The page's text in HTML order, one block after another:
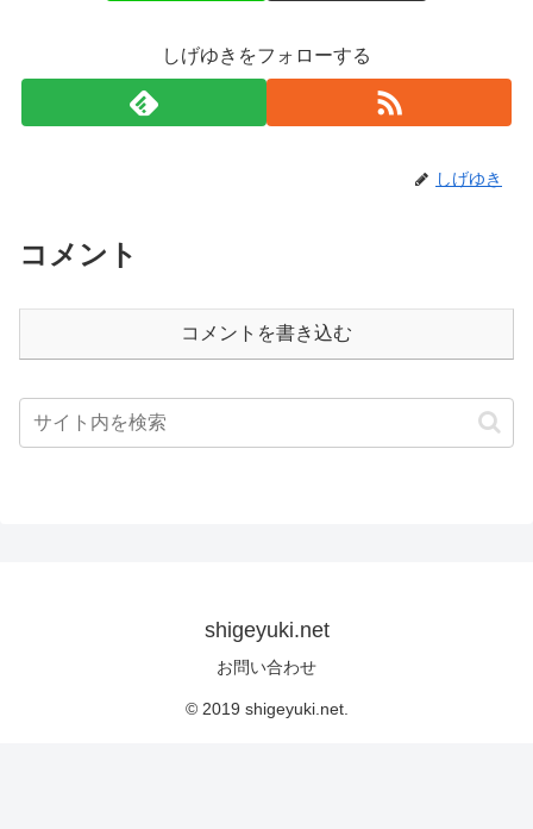
しげゆきをフォローする
しげゆき
コメント
コメントを書き込む
shigeyuki.net
お問い合わせ
© 2019 shigeyuki.net.